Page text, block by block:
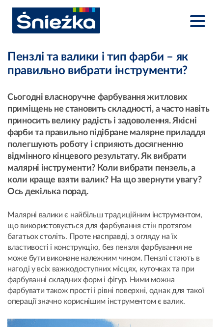
Пензлі та валики і тип фарби – як
правильно вибрати інструменти?
Сьогодні власноручне фарбування житлових
приміщень не становить складності, а часто навіть
приносить велику радість і задоволення. Якісні
фарби та правильно підібране малярне приладдя
полегшують роботу і сприяють досягненню
відмінного кінцевого результату. Як вибрати
малярні інструменти? Коли вибрати пензель, а
коли краще взяти валик? На що звернути увагу?
Ось декілька порад.
Малярні валики є найбільш традиційним інструментом,
що використовується для фарбування стін протягом
багатьох століть. Проте насправді, з огляду на їх
властивості і конструкцію, без пензля фарбування не
може бути виконане належним чином. Пензлі стають в
нагоді у всіх важкодоступних місцях, куточках та при
фарбуванні складних форм і фігур. Ними можна
фарбувати також прості і рівні поверхні, однак для такої
операції значно кориснішим інструментом є валик.